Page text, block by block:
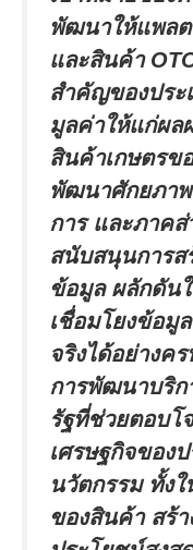
พัฒนาให้แพลต
และสินค้า
สำคัญของประ
มูลค่าให้แก่ผล
สินค้าเกษตรข
พัฒนาศักยภาพ
การ และภาคส่
สนับสนุนการส
ข้อมูล ผลักดัน
เชื่อมโยงข้อมู
จริงได้อย่างค
การพัฒนาบริก
รัฐที่ช่วยตอบ
เศรษฐกิจของ
นวัตกรรม ทั้ง
ของสินค้า สร้า